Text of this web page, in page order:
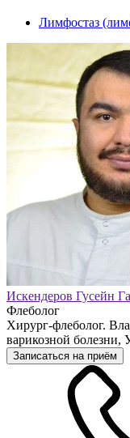
Лимфостаз
Искендеров Гусейн
Флеболог
Хирург-флеболог.
варикозной болезни,
Записаться на приём